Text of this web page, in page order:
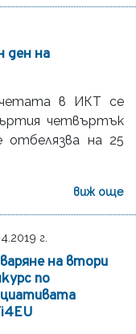
ден на
в ИКТ се
четвъртък
отбелязва на 25
виж още
г.
на втори
по